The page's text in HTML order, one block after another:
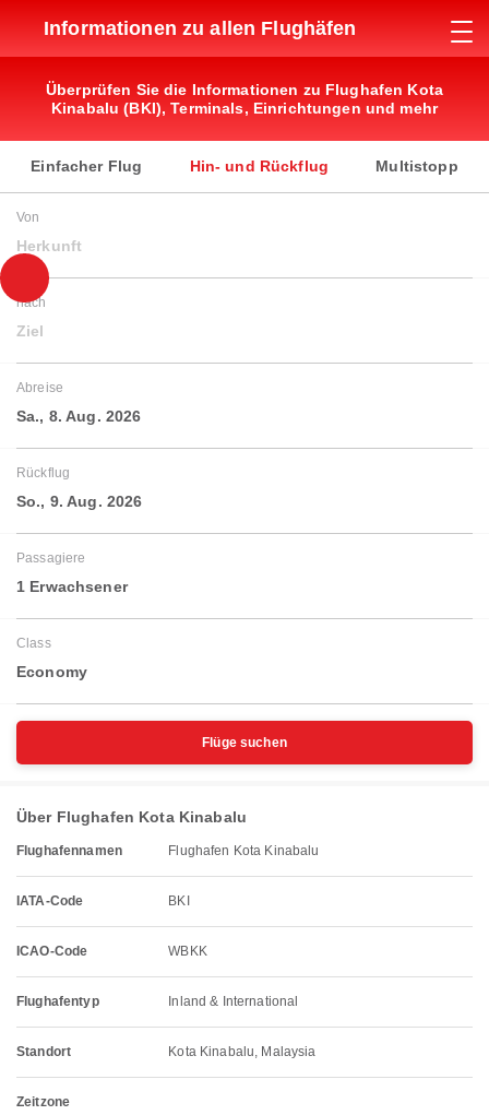
Informationen zu allen Flughäfen
Überprüfen Sie die Informationen zu Flughafen Kota
Kinabalu (BKI), Terminals, Einrichtungen und mehr
Einfacher Flug Hin- und Rückflug Multistopp
Von
Herkunft
nach
Ziel
Abreise
Sa., 8. Aug. 2026
Rückflug
So., 9. Aug. 2026
Passagiere
1 Erwachsener
Class
Economy
Flüge suchen
Über Flughafen Kota Kinabalu
Flughafennamen Flughafen Kota Kinabalu
IATA-Code BKI
ICAO-Code WBKK
Flughafentyp Inland & International
Standort Kota Kinabalu, Malaysia
Zeitzone